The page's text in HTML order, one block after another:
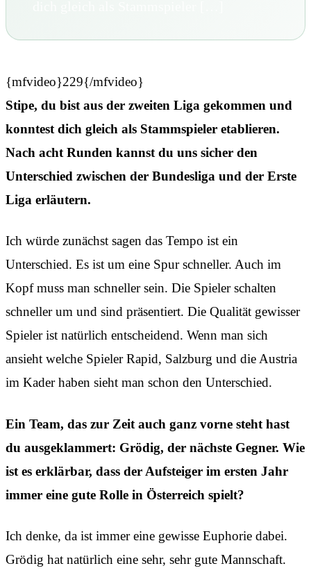
{mfvideo}229{/mfvideo}
Stipe, du bist aus der zweiten Liga gekommen und
konntest dich gleich als Stammspieler etablieren.
Nach acht Runden kannst du uns sicher den
Unterschied zwischen der Bundesliga und der Erste
Liga erläutern.
Ich würde zunächst sagen das Tempo ist ein
Unterschied. Es ist um eine Spur schneller. Auch im
Kopf muss man schneller sein. Die Spieler schalten
schneller um und sind präsentiert. Die Qualität gewisser
Spieler ist natürlich entscheidend. Wenn man sich
ansieht welche Spieler Rapid, Salzburg und die Austria
im Kader haben sieht man schon den Unterschied.
Ein Team, das zur Zeit auch ganz vorne steht hast
du ausgeklammert: Grödig, der nächste Gegner. Wie
ist es erklärbar, dass der Aufsteiger im ersten Jahr
immer eine gute Rolle in Österreich spielt?
Ich denke, da ist immer eine gewisse Euphorie dabei.
Grödig hat natürlich eine sehr, sehr gute Mannschaft.